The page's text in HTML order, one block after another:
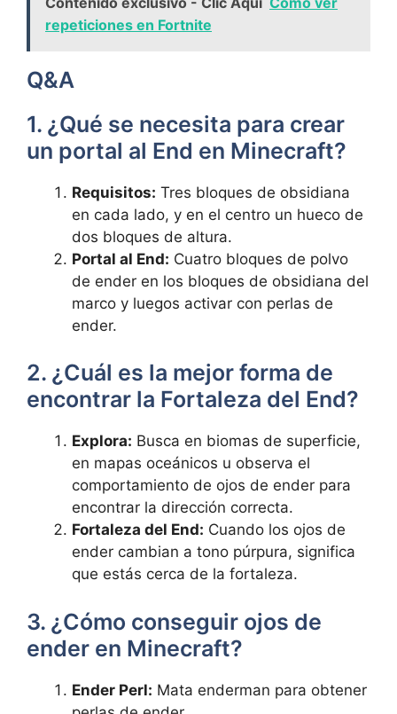
repeticiones en Fortnite
Q&A
⁣1. ⁤¿Qué​ se‍ necesita para⁢ crear
un portal al ​End en‍ Minecraft?
Requisitos: Tres bloques de‍ obsidiana
en cada ​lado, y en el centro un hueco de
dos bloques de altura.
Portal al ⁣End: Cuatro bloques de⁤ polvo
de ender en​ los⁤ bloques de obsidiana del
marco y ​luegos activar⁢ con perlas de
ender.
2. ¿Cuál es la mejor ⁤forma ⁤de
encontrar la Fortaleza ⁢del End?
Explora: Busca en biomas⁢ de superficie,
en mapas⁣ oceánicos ‌u ​observa el
comportamiento de ojos de ender para
encontrar la ⁣dirección correcta.
Fortaleza del End: Cuando los ojos ⁤de
‍ender cambian a tono púrpura, significa
que estás cerca ‌de la fortaleza.
3.‍ ¿Cómo‌ conseguir ojos ​de
ender en⁢ Minecraft?
Ender⁤ Perl: Mata ​enderman para obtener